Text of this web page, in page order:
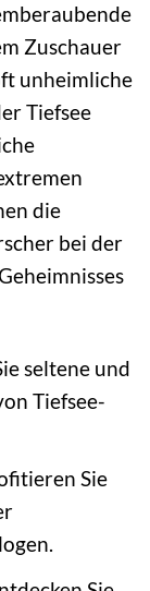
Zuschauer
unheimliche
Tiefsee
die
bei der
seltene und
Tiefsee-
Sie